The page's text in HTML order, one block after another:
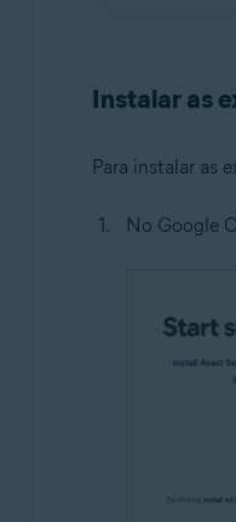
Instalar as
Para instalar as
No Google